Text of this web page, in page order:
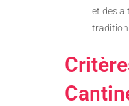
et des